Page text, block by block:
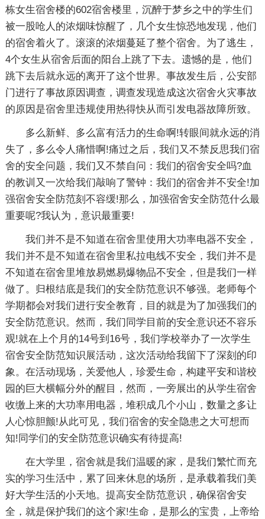
栋女生宿舍楼的602宿舍楼里，沉醉于梦乡之中的学生们
被一股呛人的浓烟味惊醒了，几个女生惊恐地发现，他们
的宿舍着火了。滚滚的浓烟蔓延了整个宿舍。为了逃生，
4个女生从宿舍后面的阳台上跳了下去。遗憾的是，他们
跳下去后就永远的离开了这个世界。事故发生后，公安部
门进行了事故原因调查，调查发现造成这次宿舍火灾事故
的原因是宿舍里违规使用热得快从而引发电器故障所致。
多么新鲜、多么富有活力的生命啊!转眼间就永远的消
失了，多么令人痛惜啊!痛过之后，我们又不禁反思我们宿
舍的安全问题，我们又不禁自问：我们的宿舍安全吗?血
的教训又一次给我们敲响了警钟：我们的宿舍并不安全!加
强宿舍安全防范刻不容缓!那么，加强宿舍安全防范什么最
重要呢?我认为，意识最重要!
我们并不是不知道在宿舍里使用大功率电器不安全，
我们并不是不知道在宿舍里私拉电线不安全，我们并不是
不知道在宿舍里堆放易燃易爆物品不安全，但是我们一样
做了。归根结底是我们的安全防范意识不够强。老师每个
学期都会对我们进行安全教育，目的就是为了加强我们的
安全防范意识。然而，我们同学目前的安全意识还不容乐
观!就在上个月的14号到16号，我们学校举办了一次学生
宿舍安全防范知识展活动，这次活动给我留下了深刻的印
象。在活动现场，关爱他人，珍爱生命，构建平安和谐校
园的巨大横幅分外的醒目，然而，一旁展出的从学生宿舍
收缴上来的大功率用电器，堆积成几个小山，数量之多让
人心惊胆颤!从此可见，我们宿舍的安全隐患之大可想而
知!同学们的安全防范意识确实有待提高!
在大学里，宿舍就是我们温暖的家，是我们繁忙而充
实的学习生活中，累了回来休息的场所，是承载着我们美
好大学生活的小天地。提高安全防范意识，确保宿舍安
全，就是保护我们的这个家!生命，是那么的宝贵，上帝给